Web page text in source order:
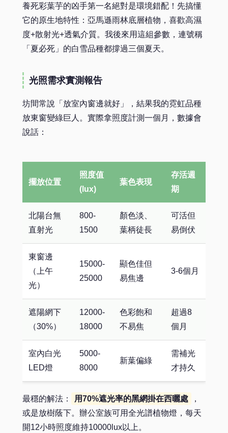
養死彩葉芋的凶手第一名絕對是環境錯配！先搞懂
它的原生地特性：亞馬遜雨林底層植物，喜歡高濕
度+散射光+透氣介質。我後來用這組參數，連號稱
「夏必死」的白雪品種都撐過三個夏天。
光照需求實測報告
坊間常說「放室內窗邊就好」，結果我的霓虹品種
放東窗變綠巨人。實際拿照度計測一個月，數據會
說話：
擺放位置
照度值
(lux)
葉色表現
存活週
期
北陽台無
直射光
800-
1500
顏色淡、
葉柄徒長
可活但
易倒伏
東窗邊
（上午
光）
15000-
25000
顯色佳但
易焦邊
3-6個月
遮陽網下
（30%）
12000-
18000
色彩飽和
不易焦
超過8
個月
室內白光
LED燈
5000-
8000
新葉偏綠
需補光
才持久
最穩的解法： 用70%遮光率的黑網掛在西曬處
，
或是放樹蔭下。辦公室族可用全光譜植物燈，每天
開12小時照度維持10000lux以上。